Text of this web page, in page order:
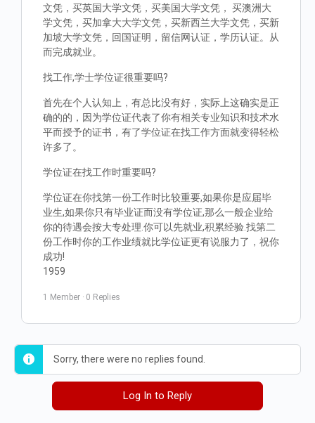
文凭，买英国大学文凭，买美国大学文凭， 买澳洲大
学文凭，买加拿大大学文凭，买新西兰大学文凭，买新
加坡大学文凭，回国证明，留信网认证，学历认证。从
而完成就业。
找工作,学士学位证很重要吗?
首先在个人认知上，有总比没有好，实际上这确实是正
确的的，因为学位证代表了你有相关专业知识和技术水
平而授予的证书，有了学位证在找工作方面就变得轻松
许多了。
学位证在找工作时重要吗?
学位证在你找第一份工作时比较重要,如果你是应届毕
业生,如果你只有毕业证而没有学位证,那么一般企业给
你的待遇会按大专处理.你可以先就业,积累经验.找第二
份工作时你的工作业绩就比学位证更有说服力了，祝你
成功!
1959
1 Member · 0 Replies
Sorry, there were no replies found.
Log In to Reply